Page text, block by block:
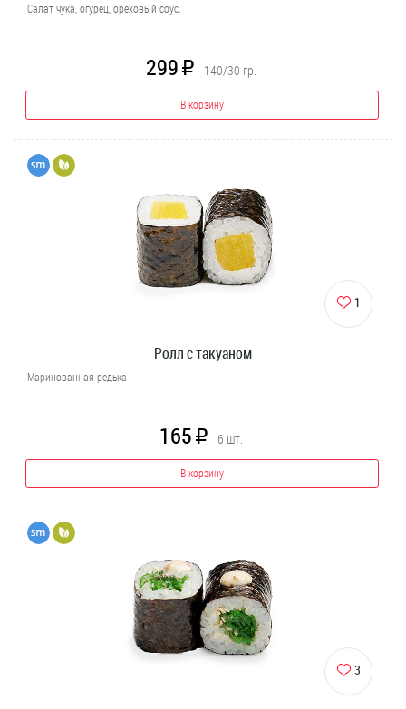
Салат чука, огурец, ореховый соус.
299 R 140/30 гр.
В корзину
1
Ролл с такуаном
Маринованная редька
165 R 6 шт.
В корзину
3